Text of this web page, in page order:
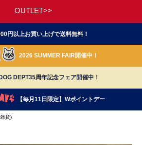
a
o
OUTLET>>
円以上お買い上げで送料無料！
2026 SUMMER FAIR開催中！
DEPT35周年記念フェア開催中！
【毎月11日限定】Wポイントデー
貨)